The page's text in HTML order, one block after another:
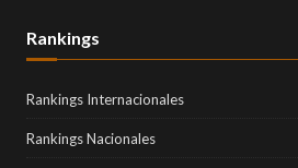
Rankings
Rankings Internacionales
Rankings Nacionales